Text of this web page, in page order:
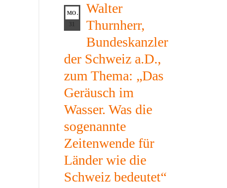
MO.
Walter
Thurnherr,
Bundeskanzler
der Schweiz a.D.,
zum Thema: „Das
Geräusch im
Wasser. Was die
sogenannte
Zeitenwende für
Länder wie die
Schweiz bedeutet“